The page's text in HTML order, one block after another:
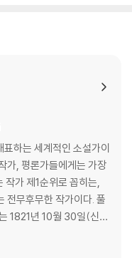
하는 세계적인 소설가이
가, 평론가들에게는 가장
작가 제1순위로 꼽히는,
전무후무한 작가이다. 풀
1821년 10월 30일(신력
레예비치의 둘째 아들
원에서 일했으며, 잔인